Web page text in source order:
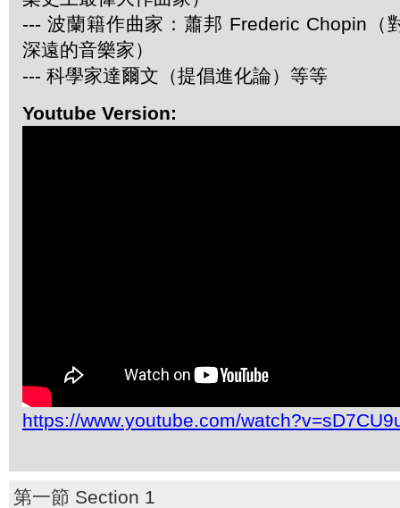
--- 波蘭籍作曲家：蕭邦 Frederic Chopin（
深遠的音樂家）
--- 科學家達爾文（提倡進化論）等等
Youtube Version:
https://www.youtube.com/
第一節 Section 1